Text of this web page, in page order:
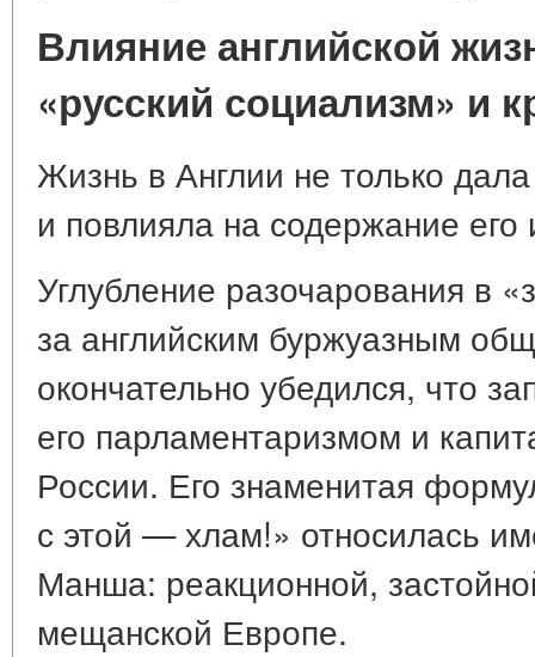
Влияние английской
«русский социализм» и
Жизнь в Англии не только
и повлияла на содержание его
Углубление разочарования в
за английским буржуазным
окончательно убедился, что
его парламентаризмом и
России. Его знаменитая
с этой — хлам!» относилась
Манша: реакционной,
мещанской Европе.